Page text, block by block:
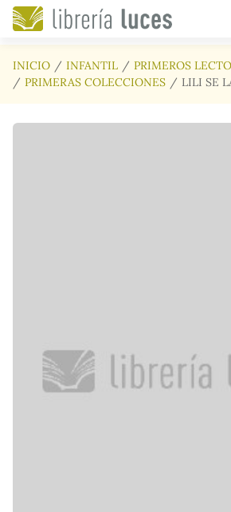
Saltar al contenido principal
INICIO INFANTIL
PRIMEROS
PRIMERAS COLECCIONES
LILI SE